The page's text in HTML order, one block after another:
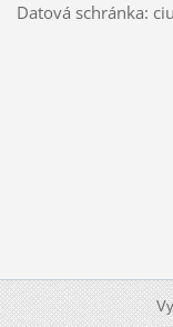
Datová schránka: